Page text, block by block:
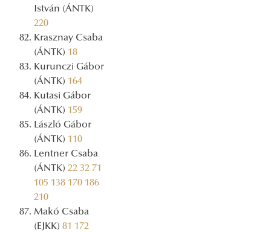
István (ÁNTK)
220
Krasznay Csaba
(ÁNTK) 18
Kurunczi Gábor
(ÁNTK) 164
Kutasi Gábor
(ÁNTK) 159
László Gábor
(ÁNTK) 110
Lentner Csaba
(ÁNTK) 22 32 71
105 138 170 186
210
Makó Csaba
(EJKK) 81 172